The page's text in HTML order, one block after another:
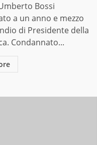
Bossi
a un anno e mezzo
di Presidente della
Condannato...